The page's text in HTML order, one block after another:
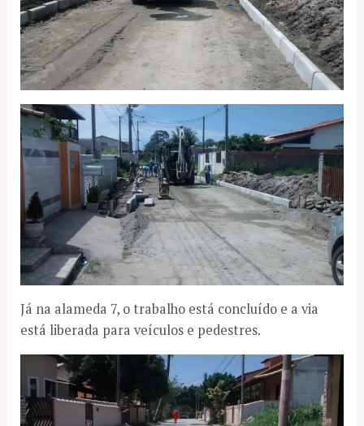
Já na alameda 7, o trabalho está concluído e a via
está liberada para veículos e pedestres.